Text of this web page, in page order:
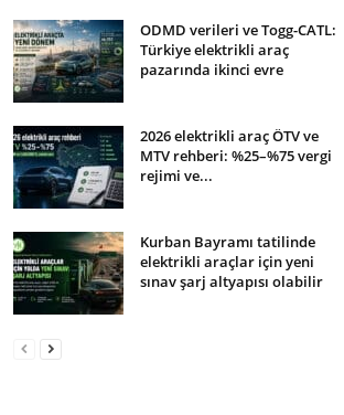
ODMD verileri ve Togg-CATL:
Türkiye elektrikli araç
pazarında ikinci evre
2026 elektrikli araç ÖTV ve
MTV rehberi: %25–%75 vergi
rejimi ve...
Kurban Bayramı tatilinde
elektrikli araçlar için yeni
sınav şarj altyapısı olabilir